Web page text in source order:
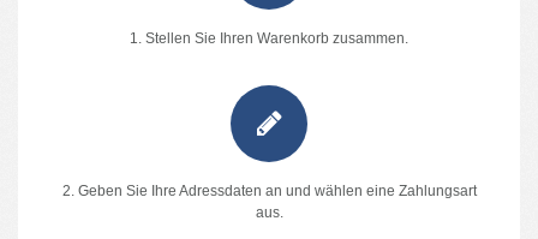
1. Stellen Sie Ihren Warenkorb zusammen.
2. Geben Sie Ihre Adressdaten an und wählen eine Zahlungsart
aus.